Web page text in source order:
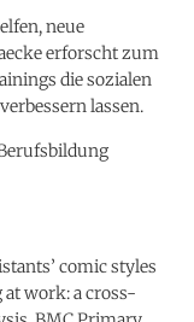
neue
erforscht zum
die sozialen
lassen.
comic styles
work: a cross-